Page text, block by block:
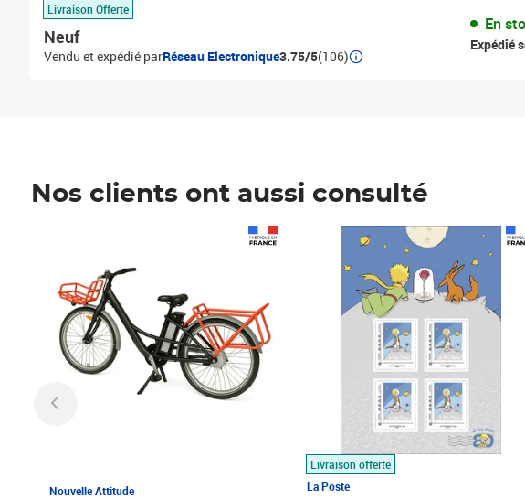
Livraison Offerte
Neuf
Vendu et expédié parRéseau Electronique3.75/5(106)
En
Expédié
Nos clients ont aussi consulté
Nouvelle Attitude
Livraison offerte
La Poste
Prix 7,50€